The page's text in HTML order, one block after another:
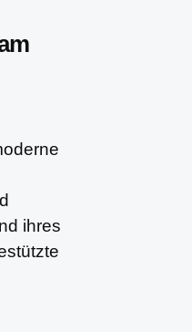
ihres